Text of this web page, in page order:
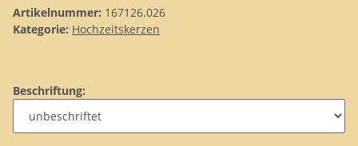
Artikelnummer: 167126.026
Kategorie: Hochzeitskerzen
Beschriftung: